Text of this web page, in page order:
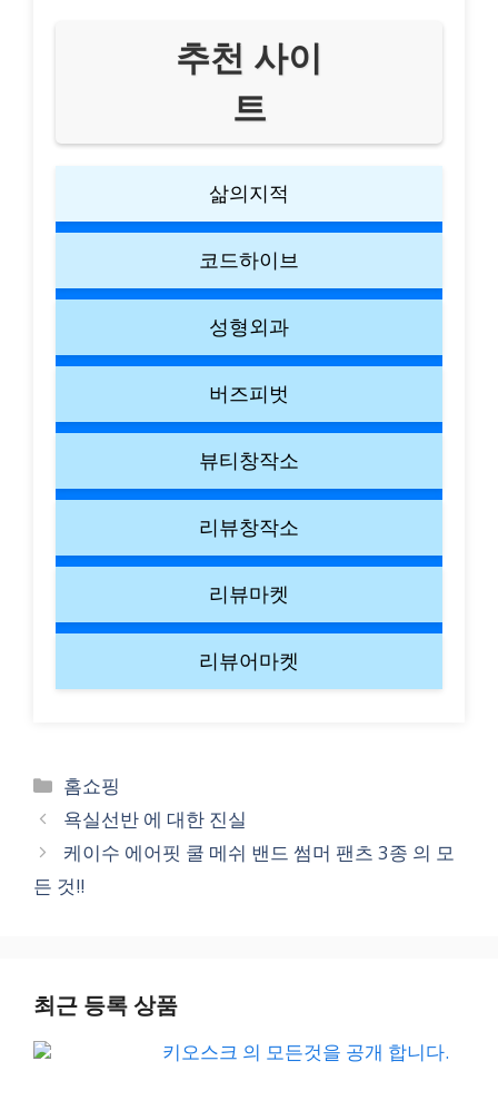
추천 사이
트
삶의지적
코드하이브
성형외과
버즈피벗
뷰티창작소
리뷰창작소
리뷰마켓
리뷰어마켓
Categories
홈쇼핑
욕실선반 에 대한 진실
케이수 에어핏 쿨 메쉬 밴드 썸머 팬츠 3종 의 모
든 것!!
최근 등록 상품
키오스크 의 모든것을 공개 합니다.